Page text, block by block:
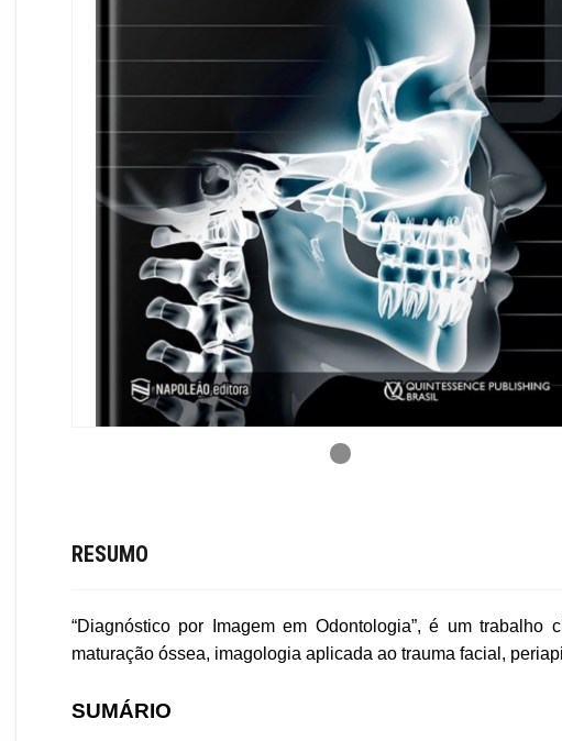
RESUMO
“Diagnóstico por Imagem em Odontologia”, é um
maturação óssea, imagologia aplicada ao trauma facial,
SUMÁRIO